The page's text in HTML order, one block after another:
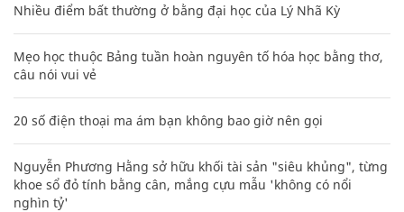
Nhiều điểm bất thường ở bằng đại học của Lý Nhã Kỳ
Mẹo học thuộc Bảng tuần hoàn nguyên tố hóa học bằng thơ,
câu nói vui vẻ
20 số điện thoại ma ám bạn không bao giờ nên gọi
Nguyễn Phương Hằng sở hữu khối tài sản "siêu khủng", từng
khoe sổ đỏ tính bằng cân, mắng cựu mẫu 'không có nổi
nghìn tỷ'